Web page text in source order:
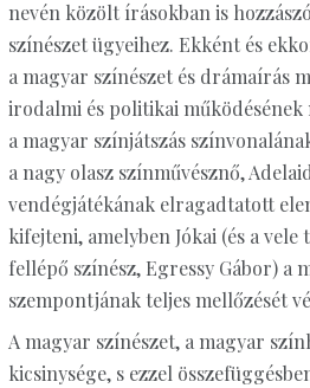
nevén közölt írásokban is
színészet ügyeihez. Ekként és
a magyar színészet és drámaírás
irodalmi és politikai működésének
a magyar színjátszás
a nagy olasz színművésznő,
vendégjátékának elragadtatott
kifejteni, amelyben Jókai (és a vele
fellépő színész, Egressy Gábor) a
szempontjának teljes mellőzését
A magyar színészet, a magyar
kicsiny­sége, s ezzel